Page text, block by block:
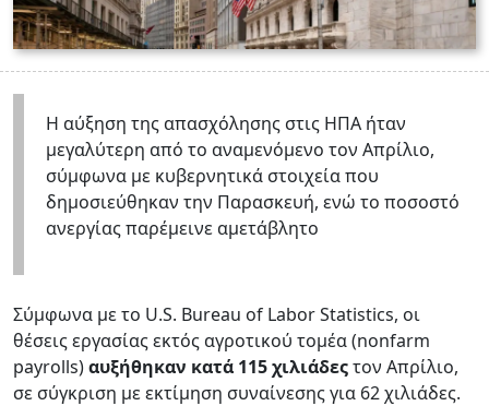
Η αύξηση της απασχόλησης στις ΗΠΑ ήταν
μεγαλύτερη από το αναμενόμενο τον Απρίλιο,
σύμφωνα με κυβερνητικά στοιχεία που
δημοσιεύθηκαν την Παρασκευή, ενώ το ποσοστό
ανεργίας παρέμεινε αμετάβλητο
Σύμφωνα με το U.S. Bureau of Labor Statistics, οι
θέσεις εργασίας εκτός αγροτικού τομέα (nonfarm
payrolls)αυξήθηκαν κατά 115 χιλιάδεςτον Απρίλιο,
σε σύγκριση με εκτίμηση συναίνεσης για 62 χιλιάδες.